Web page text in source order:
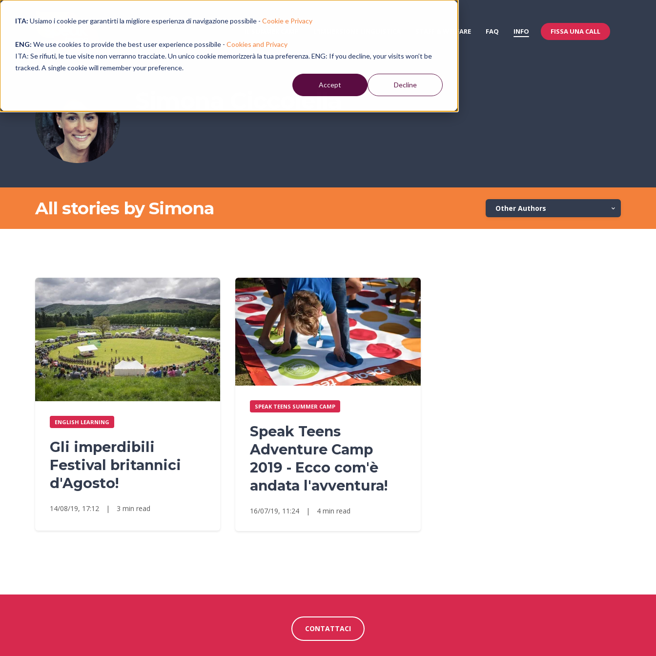
ITA: Usiamo i cookie per garantirti la migliore esperienza di navigazione possibile - Cookie e Privacy
ENG: We use cookies to provide the best user experience possibile - Cookies and Privacy
ITA: Se rifiuti, le tue visite non verranno tracciate. Un unico cookie memorizzerà la tua preferenza. ENG: If you decline, your visits won’t be
tracked. A single cookie will remember your preference.
Accept Decline
STAFF & WELFARE FAQ INFO FISSA UNA CALL
Simona Ciccolella
All stories by Simona Other Authors
ENGLISH LEARNING
Gli imperdibili
Festival britannici
d'Agosto!
14/08/19, 17:12 | 3 min read
SPEAK TEENS SUMMER CAMP
Speak Teens
Adventure Camp
2019 - Ecco com'è
andata l'avventura!
16/07/19, 11:24 | 4 min read
CONTATTACI